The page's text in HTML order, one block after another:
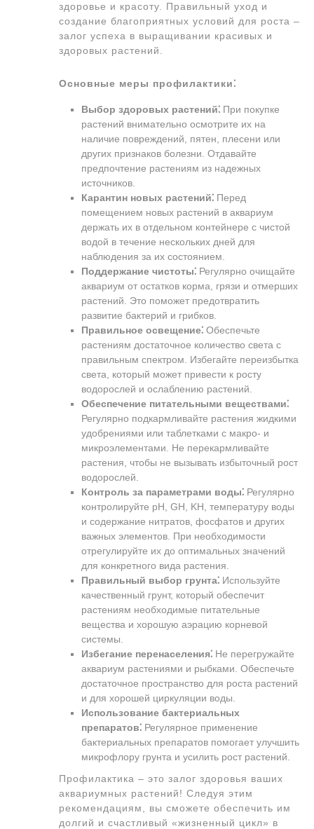
здоровье и красоту. Правильный уход и
создание благоприятных условий для роста –
залог успеха в выращивании красивых и
здоровых растений.
Основные меры профилактики⁚
Выбор здоровых растений⁚ При покупке
растений внимательно осмотрите их на
наличие повреждений, пятен, плесени или
других признаков болезни. Отдавайте
предпочтение растениям из надежных
источников.
Карантин новых растений⁚ Перед
помещением новых растений в аквариум
держать их в отдельном контейнере с чистой
водой в течение нескольких дней для
наблюдения за их состоянием.
Поддержание чистоты⁚ Регулярно очищайте
аквариум от остатков корма, грязи и отмерших
растений. Это поможет предотвратить
развитие бактерий и грибков.
Правильное освещение⁚ Обеспечьте
растениям достаточное количество света с
правильным спектром. Избегайте переизбытка
света, который может привести к росту
водорослей и ослаблению растений.
Обеспечение питательными веществами⁚
Регулярно подкармливайте растения жидкими
удобрениями или таблетками с макро- и
микроэлементами. Не перекармливайте
растения, чтобы не вызывать избыточный рост
водорослей.
Контроль за параметрами воды⁚ Регулярно
контролируйте pH, GH, KH, температуру воды
и содержание нитратов, фосфатов и других
важных элементов. При необходимости
отрегулируйте их до оптимальных значений
для конкретного вида растения.
Правильный выбор грунта⁚ Используйте
качественный грунт, который обеспечит
растениям необходимые питательные
вещества и хорошую аэрацию корневой
системы.
Избегание перенаселения⁚ Не перегружайте
аквариум растениями и рыбками. Обеспечьте
достаточное пространство для роста растений
и для хорошей циркуляции воды.
Использование бактериальных
препаратов⁚ Регулярное применение
бактериальных препаратов помогает улучшить
микрофлору грунта и усилить рост растений.
Профилактика – это залог здоровья ваших
аквариумных растений! Следуя этим
рекомендациям, вы сможете обеспечить им
долгий и счастливый «жизненный цикл» в